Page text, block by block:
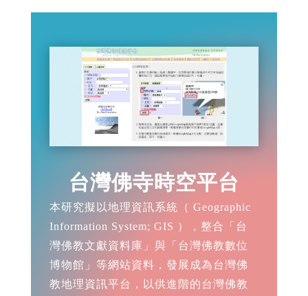
台灣佛寺時空平台
本研究擬以地理資訊系統（ Geographic
Information System; GIS ），整合「台
灣佛教文獻資料庫」與「台灣佛教數位
博物館」等網站資料，發展成為台灣佛
教地理資訊平台，以供進階的台灣佛教